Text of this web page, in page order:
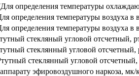
определения температуры
определения температуры воздуха
определения температуры воздуха
стекляный угловой отсчетный,
стеклянный угловой
стеклянный угловой
эфировоздушного наркоза, мк/